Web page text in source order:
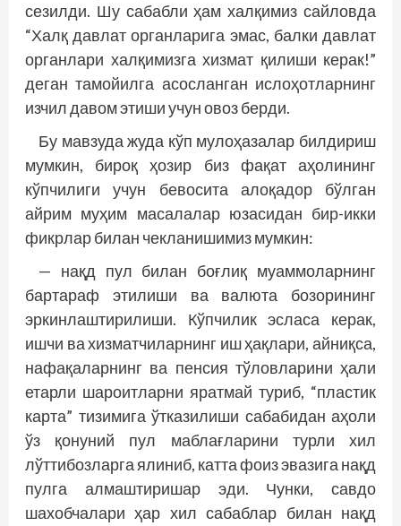
сезилди. Шу сабабли ҳам халқимиз сайловда
“Халқ давлат органларига эмас, балки давлат
органлари халқимизга хизмат қилиши керак!”
деган тамойилга асосланган ислоҳотларнинг
изчил давом этиши учун овоз берди.
Бу мавзуда жуда кўп мулоҳазалар билдириш
мумкин, бироқ ҳозир биз фақат аҳолининг
кўпчилиги учун бевосита алоқадор бўлган
айрим муҳим масалалар юзасидан бир-икки
фикр­лар билан чекланишимиз мумкин:
— нақд пул билан боғлиқ муаммоларнинг
бартараф этилиши ва валюта бозорининг
эркинлаштирилиши. Кўпчилик эсласа керак,
ишчи ва хизматчиларнинг иш ҳақлари, айниқса,
нафақаларнинг ва пенсия тўловларини ҳали
етарли шароитларни яратмай туриб, “пластик
карта” тизимига ўтказилиши сабабидан аҳоли
ўз қонуний пул маблағларини турли хил
лўттибозларга ялиниб, катта фоиз эвазига нақд
пулга алмаштиришар эди. Чунки, савдо
шахобчалари ҳар хил сабаблар билан нақд